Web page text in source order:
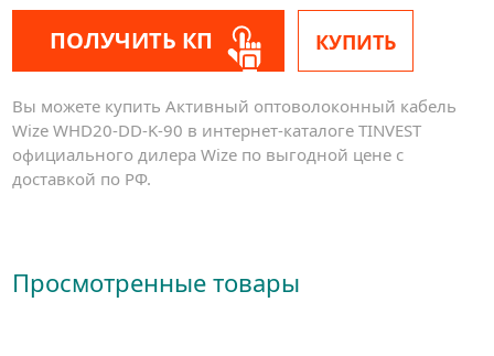
ПОЛУЧИТЬ КП КУПИТЬ
Вы можете купить Активный оптоволоконный кабель
Wize WHD20-DD-K-90 в интернет-каталоге TINVEST
официального дилера Wize по выгодной цене с
доставкой по РФ.
Просмотренные товары